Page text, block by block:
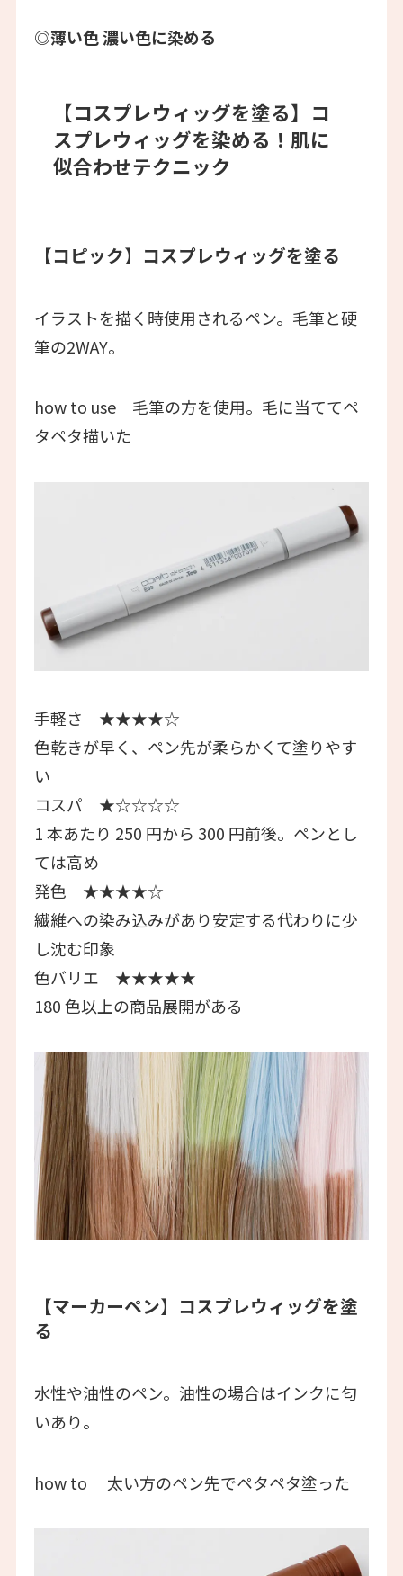
◎薄い色 濃い色に染める
【コスプレウィッグを塗る】 コ
スプレウィッグを染める！肌に
似合わせテクニック
【コピック】 コスプレウィッグを塗る
イラストを描く時使用されるペン。毛筆と硬
筆の2WAY。
how to use 毛筆の方を使用。毛に当ててペ
タペタ描いた
手軽さ ★★★★☆
色乾きが早く、ペン先が柔らかくて塗りやす
い
コスパ ★☆☆☆☆
1 本あたり 250 円から 300 円前後。ペンとし
ては高め
発色 ★★★★☆
繊維への染み込みがあり安定する代わりに少
し沈む印象
色バリエ ★★★★★
180 色以上の商品展開がある
【マーカーペン】 コスプレウィッグを塗
る
水性や油性のペン。油性の場合はインクに匂
いあり。
how to 太い方のペン先でペタペタ塗った